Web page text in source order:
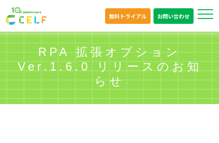
無料トライアル お問い合わせ
RPA 拡張オプション
Ver.1.6.0 リリースのお知
らせ